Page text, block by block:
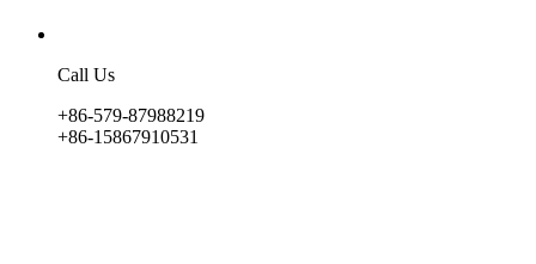
Call Us
+86-579-87988219
+86-15867910531